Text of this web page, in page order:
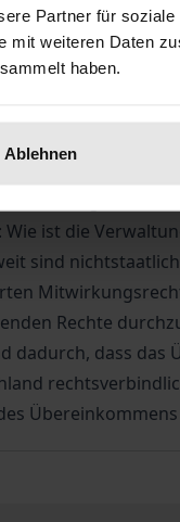
Partner für
mit weiteren Daten
haben.
Ablehnen
und rechtlich
der
unter
ist die
sind
Rechte
dadurch, dass